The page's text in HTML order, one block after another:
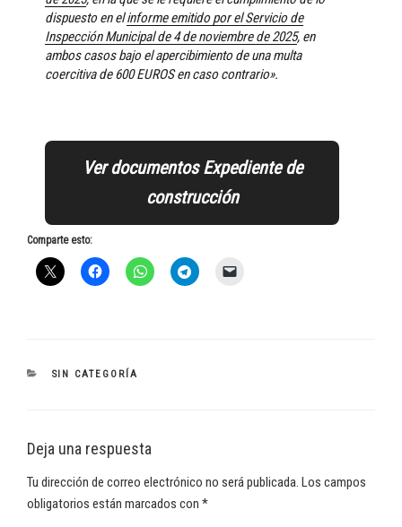
dispuesto en elinforme emitido por el Servicio de
Inspección Municipal de 4 de noviembre de 2025, en
ambos casos bajo el apercibimiento de una multa
coercitiva de 600 EUROS en caso contrario».
Ver documentos Expediente de
construcción
Comparte esto:
CATEGORÍAS
SIN CATEGORÍA
Deja una respuesta
Tu dirección de correo electrónico no será publicada. Los campos
obligatorios están marcados con *